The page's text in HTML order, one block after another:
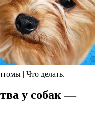
| Что делать.
у собак —